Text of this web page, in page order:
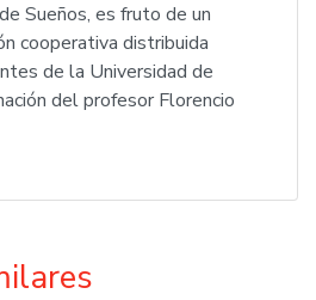
Sueños, es fruto de un
cooperativa distribuida
de la Universidad de
del profesor Florencio